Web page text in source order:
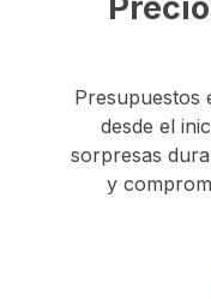
Presupuestos
desde el
sorpresas
y